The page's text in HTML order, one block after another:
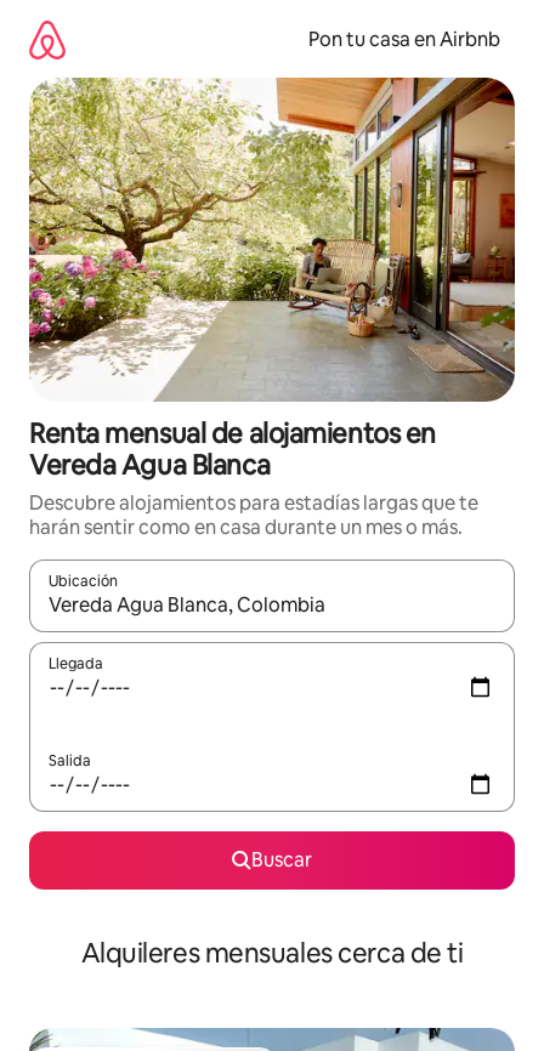
contenido
Pon tu casa en Airbnb
Renta mensual de alojamientos en
Vereda Agua Blanca
Descubre alojamientos para estadías largas que te
harán sentir como en casa durante un mes o más.
Ubicación
Cuando los resultados estén disponibles, navega con las
Llegada
Salida
Buscar
Alquileres mensuales cerca de ti